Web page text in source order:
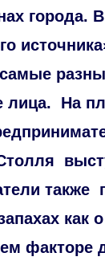
города.
лица.
На
также
как о
факторе